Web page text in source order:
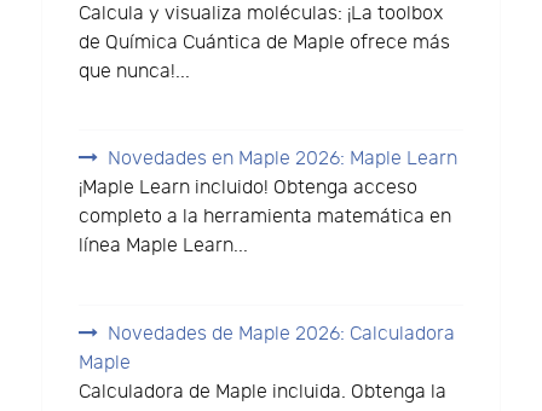
Calcula y visualiza moléculas: ¡La toolbox
de Química Cuántica de Maple ofrece más
que nunca!...
Novedades en Maple 2026: Maple Learn
¡Maple Learn incluido! Obtenga acceso
completo a la herramienta matemática en
línea Maple Learn...
Novedades de Maple 2026: Calculadora
Maple
Calculadora de Maple incluida. Obtenga la